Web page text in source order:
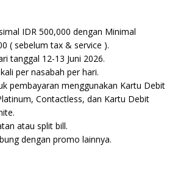
IDR 500,000 dengan Minimal
( sebelum tax & service ).
tanggal 12-13 Juni 2026.
per nasabah per hari.
pembayaran menggunakan Kartu Debit
Contactless, dan Kartu Debit
atau split bill.
dengan promo lainnya.